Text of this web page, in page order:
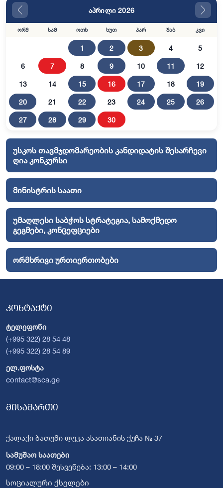
აპრილი 2026
ორშ სამ ოთხ ხუთ პარ შაბ კვი
1 2 3 4 5
6 7 8 9 10 11 12
13 14 15 16 17 18 19
20 21 22 23 24 25 26
27 28 29 30
უსკოს თავმჯდომარეობის კანდიდატის შესარჩევი
ღია კონკურსი
მინისტრის საათი
უმაღლესი საბჭოს სტრატეგია, სამოქმედო
გეგმები, კონცეფციები
ორმხრივი ურთიერთობები
კონტაქტი
ტელეფონი
(+995 322) 28 54 48
(+995 322) 28 54 89
ელ.ფოსტა
contact@sca.ge
მისამართი
ქალაქი ბათუმი ლუკა ასათიანის ქუჩა № 37
სამუშაო საათები
09:00 – 18:00 შესვენება: 13:00 – 14:00
სოციალური ქსელები